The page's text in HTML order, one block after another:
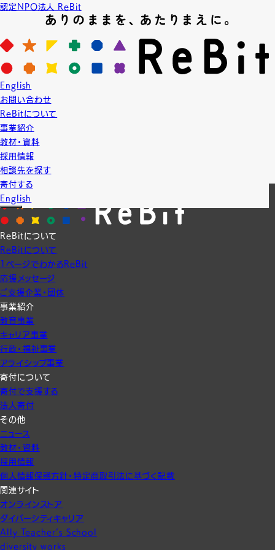
認定NPO法人 ReBit
English
お問い合わせ
ReBitについて
事業紹介
教材・資料
採用情報
相談先を探す
寄付する
English
News
ニュース
2017.6.21
【授業】日本大学「ジェンダー論」
6月21日は日本大学「ジェンダー論」にお伺いしました！たくさんの質問も
いただき、充実した時間を過ごすことが出来ました！
ReBitについて
ReBitについて
1ページでわかるReBit
応援メッセージ
ご支援企業・団体
事業紹介
教育事業
キャリア事業
行政・福祉事業
アライシップ事業
寄付について
寄付で支援する
法人寄付
その他
ニュース
教材・資料
採用情報
個人情報保護方針・特定商取引法に基づく記載
関連サイト
オンラインストア
ダイバーシティキャリア
Ally Teacher’s School
diversity works